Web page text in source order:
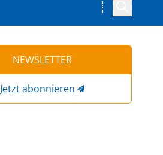
NEWSLETTER
Jetzt abonnieren